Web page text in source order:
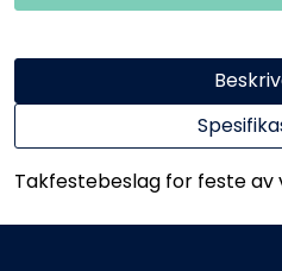
Takfestebeslag for feste av